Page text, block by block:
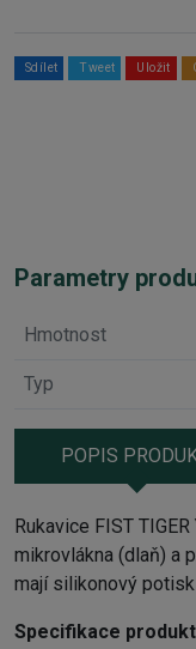
Sdílet Tweet Uložit
Parametry
Hmotnost
Typ
POPIS
Rukavice FIST
mikrovlákna (dlaň) a
mají silikonový
Specifikace